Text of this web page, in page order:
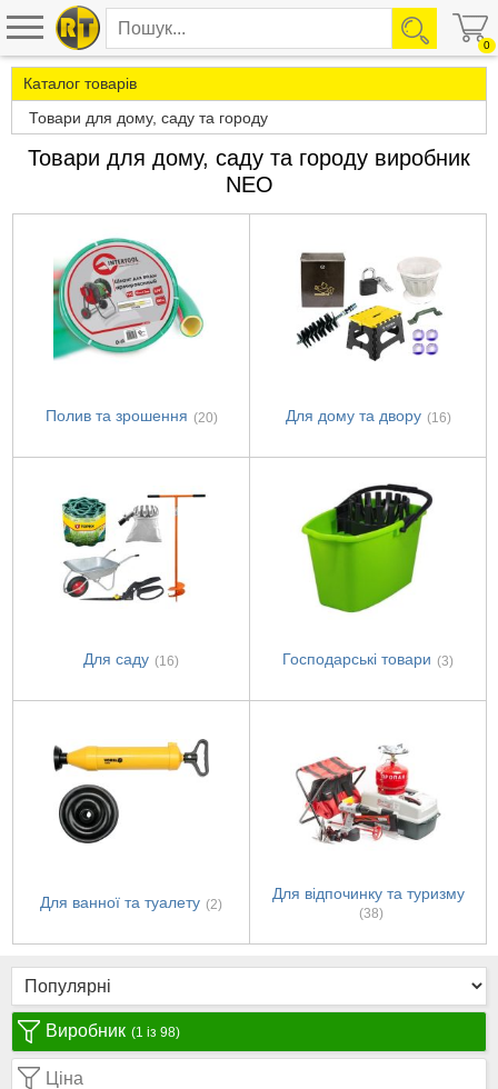
0
Каталог товарів
Товари для дому, саду та городу
Товари для дому, саду та городу виробник
NEO
Полив та зрошення (20) Для дому та двору (16)
Для саду (16) Господарські товари (3)
Для ванної та туалету (2)
Для відпочинку та туризму
(38)
Виробник (1 із 98)
Ціна